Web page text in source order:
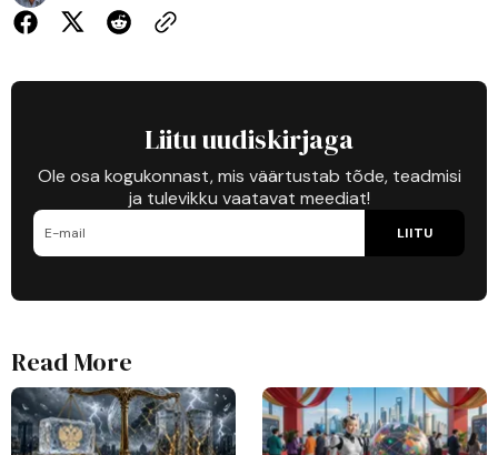
Liitu uudiskirjaga
Ole osa kogukonnast, mis väärtustab tõde, teadmisi
ja tulevikku vaatavat meediat!
LIITU
Read More